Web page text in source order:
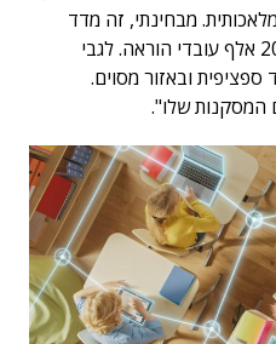
מבחינתי, זה מדד
להצלחה, משום שיש בארץ כ-200 אלף עובדי הוראה. לגבי
ובאזור מסוים.
שלו".